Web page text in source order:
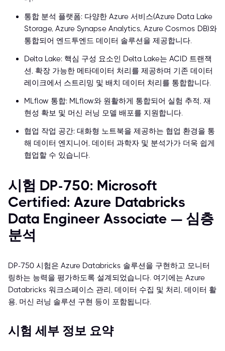
통합 분석 플랫폼: 다양한 Azure 서비스(Azure Data Lake
Storage, Azure Synapse Analytics, Azure Cosmos DB)와
통합되어 엔드투엔드 데이터 솔루션을 제공합니다.
Delta Lake: 핵심 구성 요소인 Delta Lake는 ACID 트랜잭
션, 확장 가능한 메타데이터 처리를 제공하며 기존 데이터
레이크에서 스트리밍 및 배치 데이터 처리를 통합합니다.
MLflow 통합: MLflow와 원활하게 통합되어 실험 추적, 재
현성 확보 및 머신 러닝 모델 배포를 지원합니다.
협업 작업 공간: 대화형 노트북을 제공하는 협업 환경을 통
해 데이터 엔지니어, 데이터 과학자 및 분석가가 더욱 쉽게
협업할 수 있습니다.
시험 DP-750: Microsoft
Certified: Azure Databricks
Data Engineer Associate — 심층
분석
DP-750 시험은 Azure Databricks 솔루션을 구현하고 모니터
링하는 능력을 평가하도록 설계되었습니다. 여기에는 Azure
Databricks 워크스페이스 관리, 데이터 수집 및 처리, 데이터 활
용, 머신 러닝 솔루션 구현 등이 포함됩니다.
시험 세부 정보 요약